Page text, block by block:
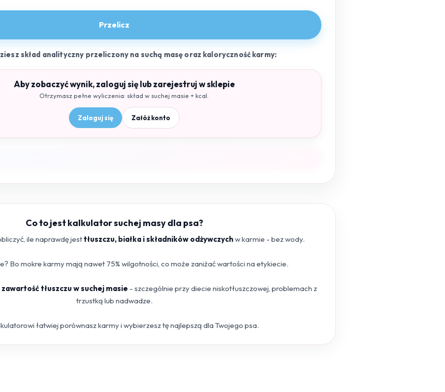
Przelicz
skład analityczny przeliczony na suchą masę oraz kaloryczność karmy:
Aby zobaczyć wynik, zaloguj się lub zarejestruj w sklepie
Otrzymasz pełne wyliczenia: skład w suchej masie + kcal.
Zaloguj się Załóż konto
Co to jest kalkulator suchej masy dla psa?
ile naprawdę jesttłuszczu, białka i składników odżywczychw karmie - bez wody.
Bo mokre karmy mają nawet 75% wilgotności, co może zaniżać wartości na etykiecie.
tłuszczu w suchej masie - szczególnie przy diecie niskotłuszczowej, problemach z
trzustką lub nadwadze.
łatwiej porównasz karmy i wybierzesz tę najlepszą dla Twojego psa.